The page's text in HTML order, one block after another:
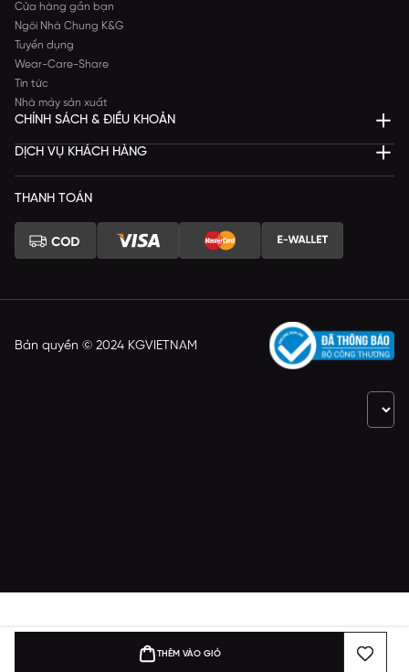
THÊM VÀO GIỎ
Cửa hàng gần bạn
Ngôi Nhà Chung K&G
Tuyển dụng
Wear-Care-Share
Tin tức
Nhà máy sản xuất
CHÍNH SÁCH & ĐIỀU KHOẢN
DỊCH VỤ KHÁCH HÀNG
THANH TOÁN
Bản quyền © 2024 KGVIETNAM